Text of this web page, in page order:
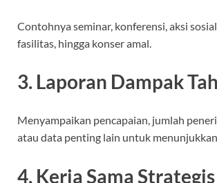
Contohnya seminar, konferensi, aksi
fasilitas, hingga konser amal.
3. Laporan Dampak
Menyampaikan pencapaian, jumlah
atau data penting lain untuk
4. Kerja Sama Strategis